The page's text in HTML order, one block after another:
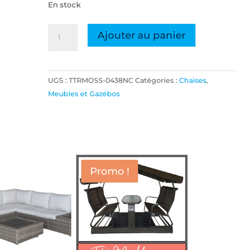
En stock
INCLINABLE
AKUMAL
ALUM.
Ajouter au panier
UGS :TTRMOSS-0438NC Catégories :Chaises,
Meubles et Gazébos
Promo !